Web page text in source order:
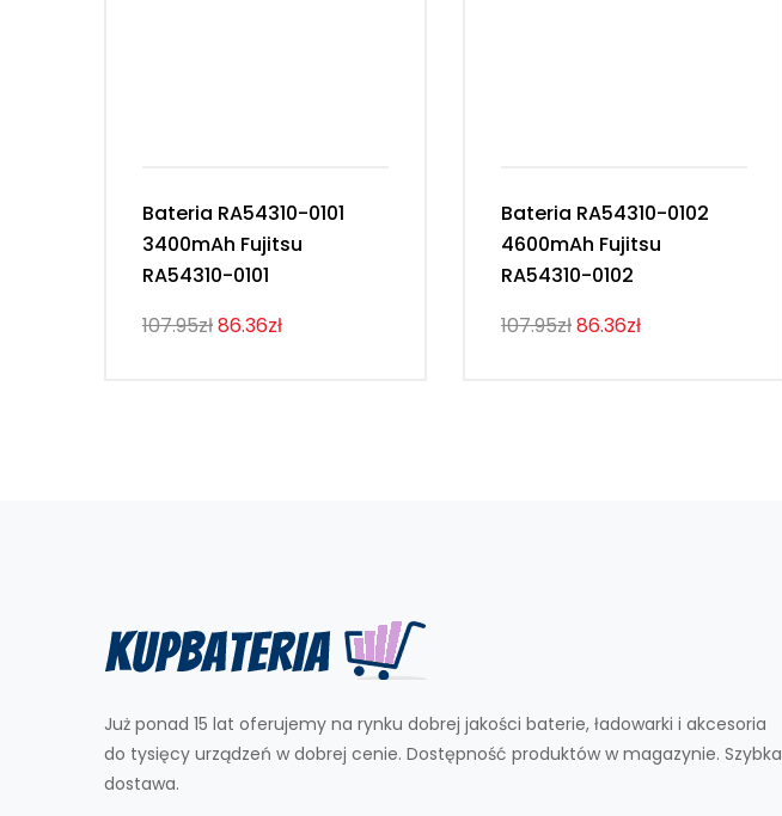
Bateria RA54310-0101
3400mAh Fujitsu
RA54310-0101
107.95zł86.36zł
Bateria RA54310-0102
4600mAh Fujitsu
RA54310-0102
107.95zł86.36zł
Już ponad 15 lat oferujemy na rynku dobrej jakości baterie, ładowarki i akcesoria
do tysięcy urządzeń w dobrej cenie. Dostępność produktów w magazynie. Szybka
dostawa.